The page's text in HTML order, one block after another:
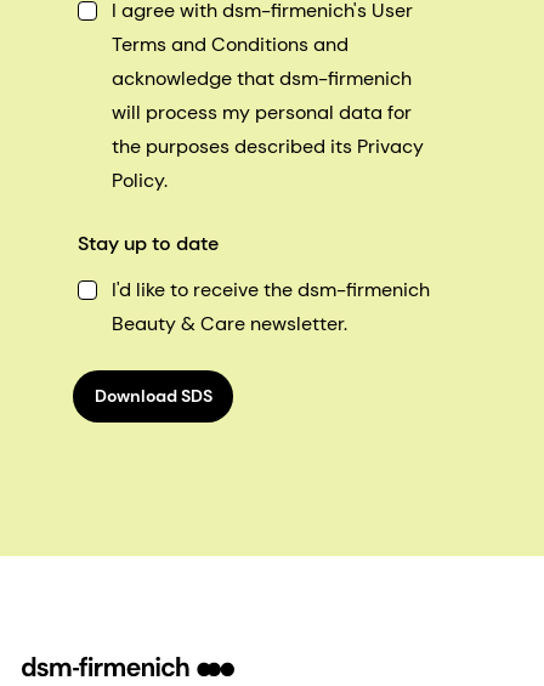
I agree with dsm-firmenich's User
Terms and Conditions and
acknowledge that dsm-firmenich
will process my personal data for
the purposes described its Privacy
Policy.
Stay up to date
I'd like to receive the dsm-firmenich
Beauty & Care newsletter.
Download SDS